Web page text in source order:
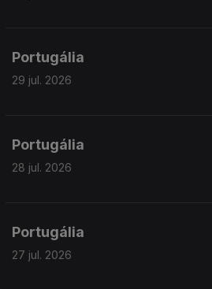
Portugália
29 jul. 2026
Portugália
28 jul. 2026
Portugália
27 jul. 2026